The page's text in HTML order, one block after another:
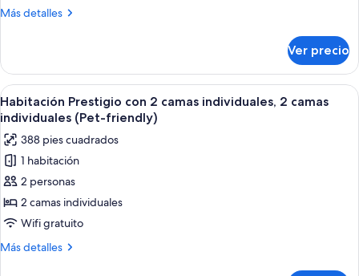
cama
Más detalles
Más
Deluxe,
cama
King
Ver precio
Abrir
todas
las
fotos
de
Habitación
Prestigio
con
2
Habitación de hotel con dos camas,
5
Habitación Prestigio con 2 camas individuales, 2 camas
individuales (Pet-friendly)
388 pies cuadrados
1 habitación
2 personas
2 camas individuales
Wifi gratuito
Más detalles
Más